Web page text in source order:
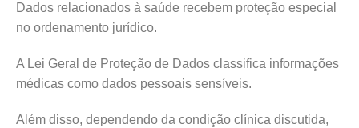
Dados relacionados à saúde recebem proteção especial
no ordenamento jurídico.
A Lei Geral de Proteção de Dados classifica informações
médicas como dados pessoais sensíveis.
Além disso, dependendo da condição clínica discutida,